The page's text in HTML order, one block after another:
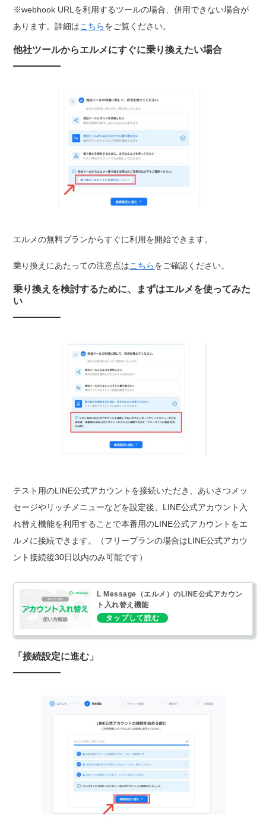
※webhook URLを利用するツールの場合、併用できない場合が
あります。詳細はこちらをご覧ください。
他社ツールからエルメにすぐに乗り換えたい場合
エルメの無料プランからすぐに利用を開始できます。
乗り換えにあたっての注意点はこちらをご確認ください。
乗り換えを検討するために、まずはエルメを使ってみた
い
テスト用のLINE公式アカウントを接続いただき、あいさつメッ
セージやリッチメニューなどを設定後、LINE公式アカウント入
れ替え機能を利用することで本番用のLINE公式アカウントをエ
ルメに接続できます。（フリープランの場合はLINE公式アカウ
ント接続後30日以内のみ可能です）
L Message（エルメ）のLINE公式アカウン
ト入れ替え機能
「接続設定に進む」